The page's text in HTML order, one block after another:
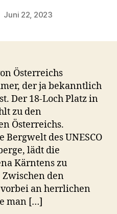
Juni 22, 2023
Österreichs
der ja bekanntlich
Der 18-Loch Platz in
zu den
Österreichs.
des UNESCO
lädt die
Kärntens zu
den
an herrlichen
man […]